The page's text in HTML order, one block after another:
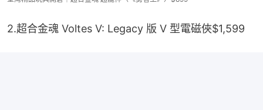
2.超合金魂 Voltes V: Legacy 版 V 型電磁俠$1,599